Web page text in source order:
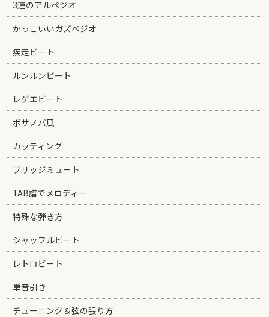
3連のアルペジオ
かっこいいガズペジオ
疾走ビート
ルンルンビート
レゲエビート
ボサノバ風
カッティング
ブリッジミュート
TAB譜でメロディー
特殊な弾き方
シャッフルビート
レトロビート
単音引き
チューニング＆弦の張り方